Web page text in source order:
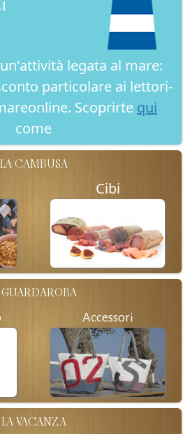
legata al mare:
particolare ai lettori-
Scoprirte qui
come
LA CAMBUSA
Cibi
Accessori
LA VACANZA